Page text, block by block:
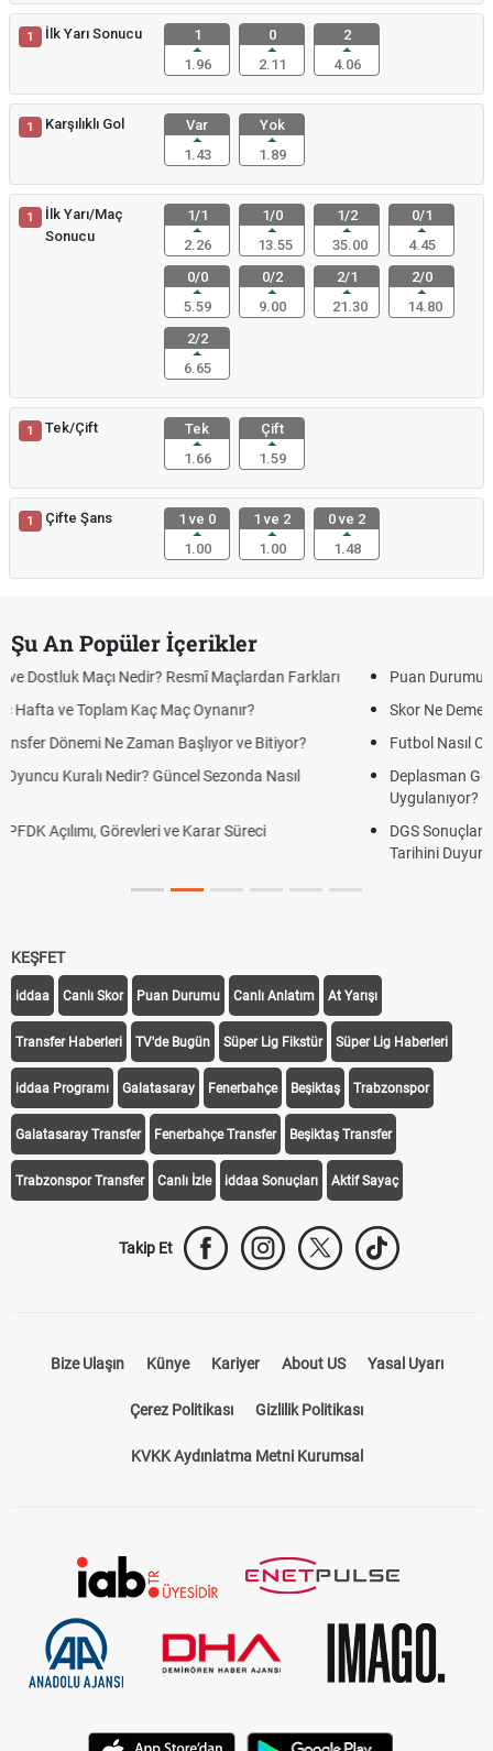
1 İlk Yarı Sonucu
1
1.96
0
2.11
2
4.06
1 Karşılıklı Gol
Var
1.43
Yok
1.89
1
İlk Yarı/Maç
Sonucu
1/1
2.26
1/0
13.55
1/2
35.00
0/1
4.45
0/0
5.59
0/2
9.00
2/1
21.30
2/0
14.80
2/2
6.65
1 Tek/Çift
Tek
1.66
Çift
1.59
1 Çifte Şans
1 ve 0
1.00
1 ve 2
1.00
0 ve 2
1.48
Şu An Popüler İçerikler
Puan Durumunda AG, OM ve Diğer Kısaltmalar Ne Anlama Gelir?
Skor Ne Demek? Sporda Skor ve Sonuç Kavramları
Futbol Nasıl Oynanır? Temel Futbol Kuralları
Deplasman Golü Kuralı Nedir? Hangi Organizasyonlarda
DGS Sonuçları Ne Zaman Açıklanacak 2026? ÖSYM Sonuç
KEŞFET
iddaa Canlı Skor Puan Durumu Canlı Anlatım At Yarışı
Transfer Haberleri TV'de Bugün Süper Lig Fikstür Süper Lig Haberleri
iddaa Programı Galatasaray Fenerbahçe Beşiktaş Trabzonspor
Galatasaray Transfer Fenerbahçe Transfer Beşiktaş Transfer
Trabzonspor Transfer Canlı İzle iddaa Sonuçları Aktif Sayaç
Takip Et
Bize Ulaşın Künye Kariyer About US Yasal Uyarı
Çerez Politikası Gizlilik Politikası
KVKK Aydınlatma Metni Kurumsal